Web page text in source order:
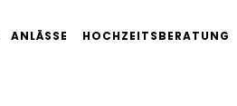
ANLÄSSE HOCHZEITSBERATUNG